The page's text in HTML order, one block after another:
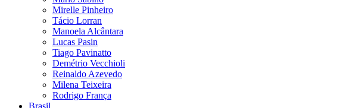
Mirelle Pinheiro
Tácio Lorran
Manoela Alcântara
Lucas Pasin
Tiago Pavinatto
Demétrio Vecchioli
Reinaldo Azevedo
Milena Teixeira
Rodrigo França